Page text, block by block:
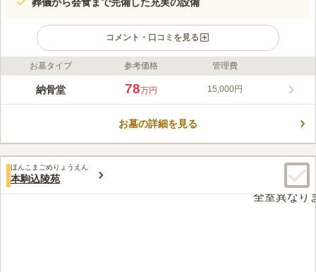
コメント・口コミを見る
ライフドット編集部のコメント
都心の落ち着いたエリアにある、自動搬送式の納骨堂です。お花
による耐震施工で安心です。管理する「圓乗寺」は天正9年
た。本尊は釈迦牟尼如来と、江戸三十三観音第十一番札所の聖観
世音菩薩です。
口コミ評価
みんなの評価
40代女性
綺麗な高層マンションに囲まれていて、隣はモダンなおしゃれな
カフェがあります。 雰囲気は良いのですが、お寺があることがわかりにく
お墓タイプ 参考価格 管理費
納骨堂 78万円 15,000円
お墓の詳細を見る
ほんこまごめりょうえん
本駒込陵苑